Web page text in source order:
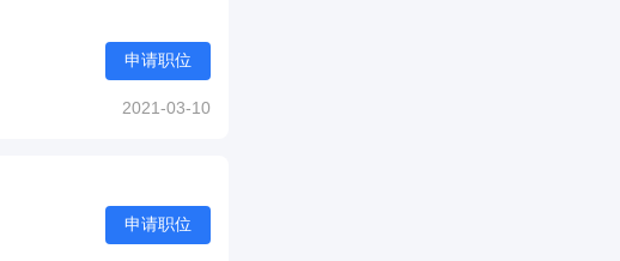
申请职位
2021-03-10
申请职位